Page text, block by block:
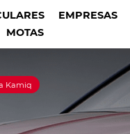
EMPRESAS
MOTAS
Kamiq